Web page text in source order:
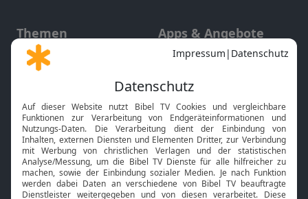
Themen
Gott und Bibel erklärt
Neuigkeiten
Apps & Angebote
Mobile App
Smart TV
HbbTV
Bibelthek Online-Bibel
Nächster Gottesdienst